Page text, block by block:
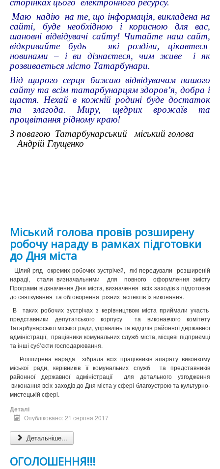
Маю надію на те, що інформація, викладена на
сайті, буде необхідною і корисною для вас,
шановні відвідувачі сайту! Читайте наш сайт,
відкривайте будь – які розділи, цікавтеся
новинами – і ви дізнаєтеся, чим живе і як
розвивається місто Татарбунари.
Від щирого серця бажаю відвідувачам нашого
сайту та всім татарбунарцям здоров’я, добра і
щастя. Нехай в кожній родині буде достаток
та злагода. Миру, щедрих врожаїв та
процвітання рідному краю!
З повагою Татарбунарський міський голова
Андрій Глущенко
Міський голова провів розширену
робочу нараду в рамках підготовки
до Дня міста
Цілий ряд окремих робочих зустрічей, які передували розширеній
нараді, стали визначальними для повного оформлення змісту
Програми відзначення Дня міста, визначення всіх заходів з підготовки
до святкування та обговорення різних аспектів їх виконання.
В таких робочих зустрічах з керівництвом міста приймали участь
представники депутатського корпусу та виконавчого комітету
Татарбунарської міської ради, управлінь та відділів районної державної
адміністрації, працівники комунальних служб міста, місцеві підприємці
та інші суб’єкти господарювання.
Розширена нарада зібрала всіх працівників апарату виконкому
міської ради, керівників її комунальних служб та представників
районної державної адміністрації для детального узгодження
виконання всіх заходів до Дня міста у сфері благоустрою та культурно-
мистецькій сфері.
Деталі
Опубліковано: 21 серпня 2017
Детальніше...
ОГОЛОШЕННЯ!!!